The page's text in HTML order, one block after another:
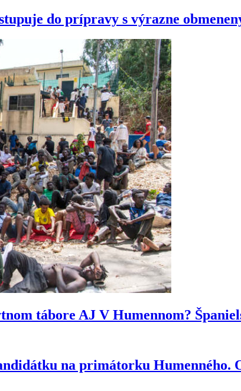
do prípravy s výrazne
tábore AJ V Humennom?
na primátorku Humenného.